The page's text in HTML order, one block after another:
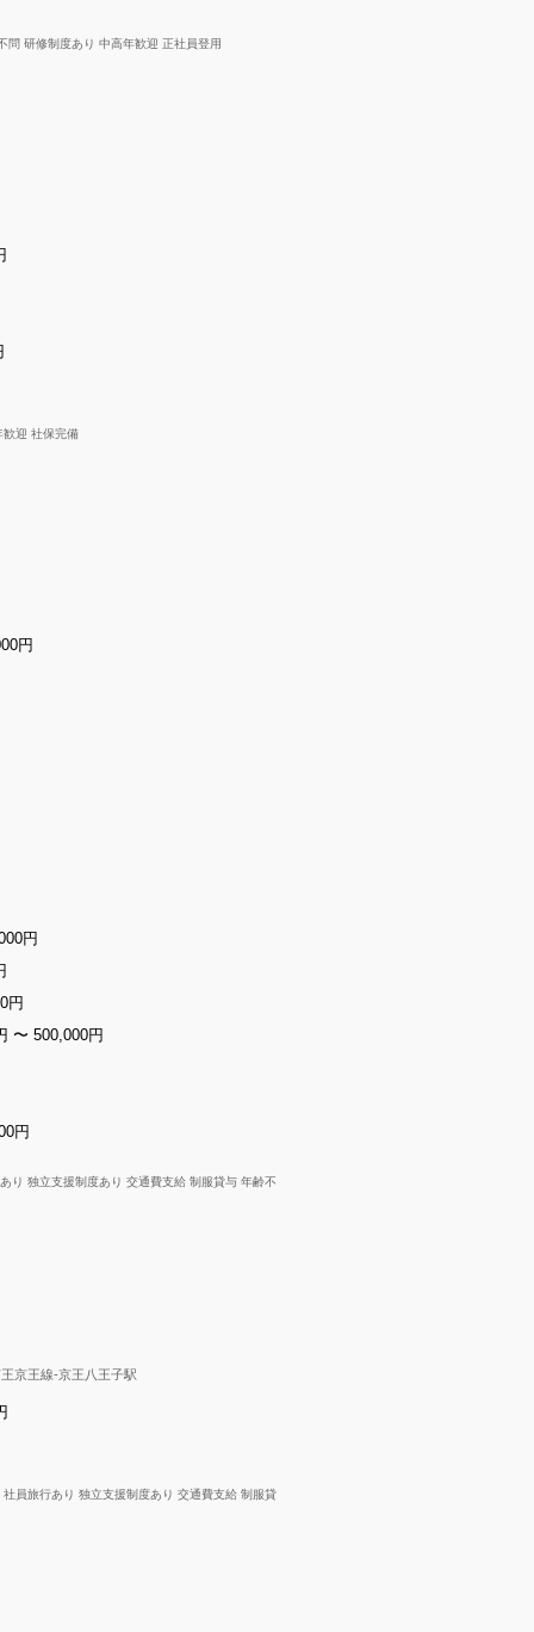
問 研修制度あり 中高年歓迎 正社員登用
歓迎 社保完備
円
円
円
〜 500,000円
円
り 独立支援制度あり 交通費支給 制服貸与 年齢不
京王線-京王八王子駅
員旅行あり 独立支援制度あり 交通費支給 制服貸